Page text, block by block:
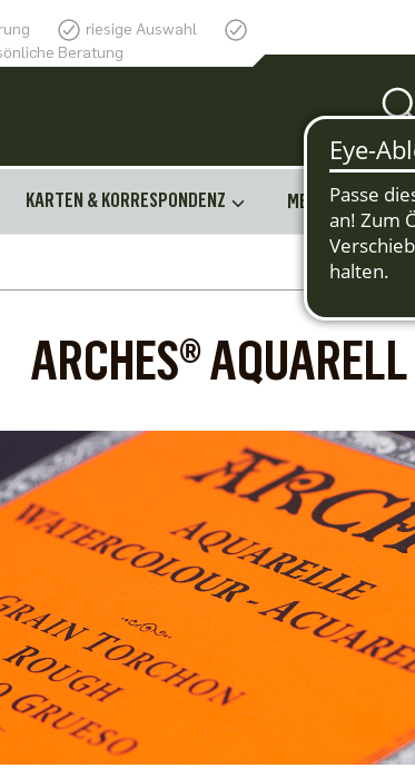
riesige Auswahl
Beratung
KARTEN & KORRESPONDENZ MEHR
ARCHES® AQUARELL